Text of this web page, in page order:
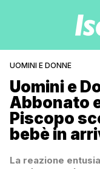
UOMINI E DONNE
Uomini e
Abbonato
Piscopo
bebè in
La reazione